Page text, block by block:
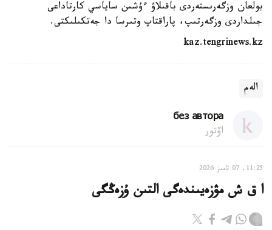
بولعان وزگەرىستەردى باقىلاۋ ءۇشىن ساياسي كارتاداعى
جىلداردى وزگەرتىپ، پاراقتاپ وتىرسا دا جەتكىلىكتى.
kaz.tengrinews.kz
الەم
без автора
اۆتور
11:25, 07 تامىز 2026
ا ق ش مۋزەيىندەگى التىن ۇزەڭگى